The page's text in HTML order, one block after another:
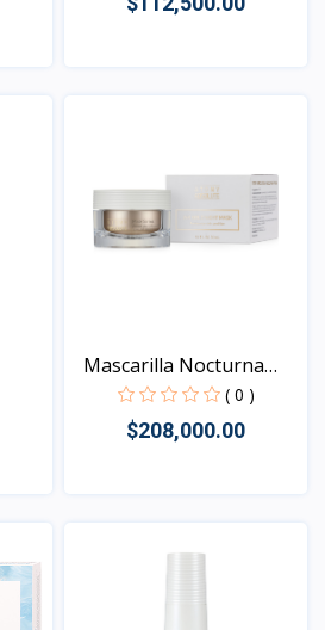
Mascarilla Nocturna
Ant...
( 0 )
$208,000.00